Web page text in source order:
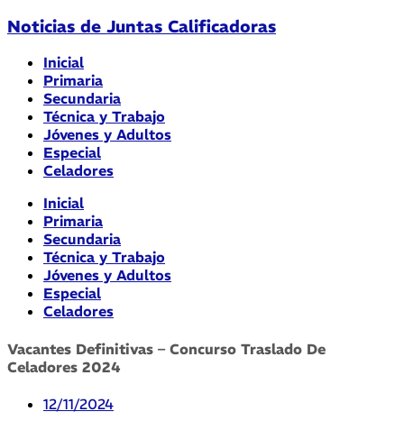
Noticias de Juntas Calificadoras
Inicial
Primaria
Secundaria
Técnica y Trabajo
Jóvenes y Adultos
Especial
Celadores
Inicial
Primaria
Secundaria
Técnica y Trabajo
Jóvenes y Adultos
Especial
Celadores
Vacantes Definitivas – Concurso Traslado De
Celadores 2024
12/11/2024